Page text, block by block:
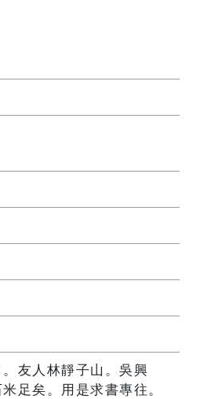
友人林靜子山。吳興
足矣。用是求書專往。